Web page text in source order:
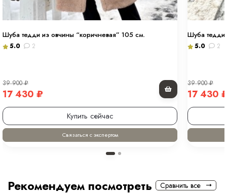
Шуба тедди из овчины “коричневая” 105 см.
5.0 2
39 900₽
17 430 ₽
Купить сейчас
Связаться с экспертом
Шуба тедди
5.0 2
39 900₽
17 430
Рекомендуем посмотреть Сравнить все